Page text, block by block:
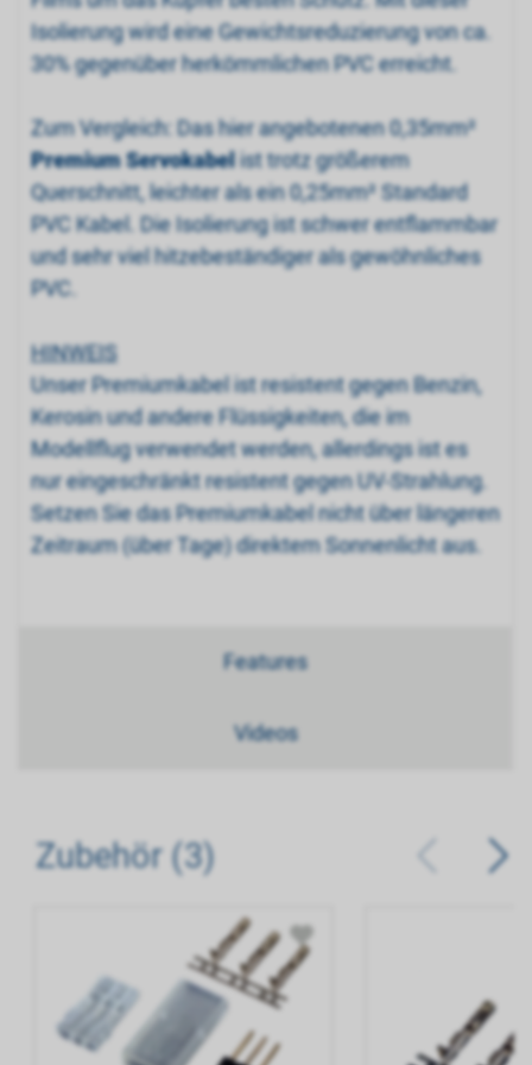
Isolierung wird eine Gewichtsreduzierung von ca.
30% gegenüber herkömmlichen PVC erreicht.
Zum Vergleich: Das hier angebotenen 0,35mm²
Premium Servokabelist trotz größerem
Querschnitt, leichter als ein 0,25mm² Standard
PVC Kabel. Die Isolierung ist schwer entflammbar
und sehr viel hitzebeständiger als gewöhnliches
PVC.
HINWEIS
Unser Premiumkabel ist resistent gegen Benzin,
Kerosin und andere Flüssigkeiten, die im
Modellflug verwendet werden, allerdings ist es
nur eingeschränkt resistent gegen UV-Strahlung.
Setzen Sie das Premiumkabel nicht über längeren
Zeitraum (über Tage) direktem Sonnenlicht aus.
Features
Videos
Zubehör (3)